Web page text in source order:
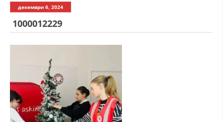
ИСТОРИЈАТ НА ЦКРМ
ИСТОРИЈАТ НА ДВИЖЕЊЕТО
декември 6, 2024
1000012229